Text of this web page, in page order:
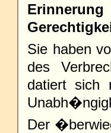
Sie haben
des
datiert sich
Der